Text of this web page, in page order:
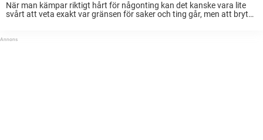
När man kämpar riktigt hårt för någonting kan det kanske vara lite
svårt att veta exakt var gränsen för saker och ting går, men att bryta